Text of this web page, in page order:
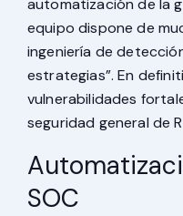
equipo dispone de
ingeniería de
estrategias”. En
vulnerabilidades
seguridad general de
SOC